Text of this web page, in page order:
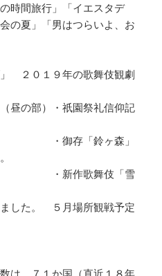
時間旅行」「イエスタデ
の夏」「男はつらいよ、お
２０１９年の歌舞伎観劇
昼の部）・祇園祭礼信仰記
鈴ヶ森」
舞伎「雪
した。 ５月場所観戦予定